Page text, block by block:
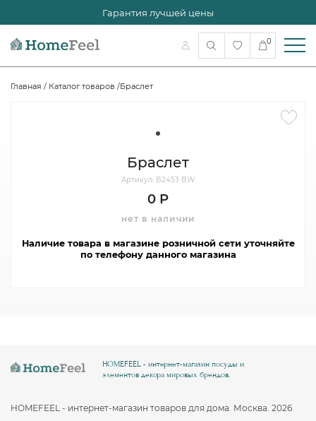
Гарантия лучшей цены
0
Главная / Каталог товаров /Браслет
Браслет
Артикул: B2453 BW
0 Р
нет в наличии
Наличие товара в магазине розничной сети уточняйте
по телефону данного магазина
HOMEFEEL - интернет-магазин посуды и
элементов декора мировых брендов.
HOMEFEEL - интернет-магазин товаров для дома. Москва. 2026